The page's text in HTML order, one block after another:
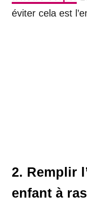
éviter cela est
2. Remplir
enfant à